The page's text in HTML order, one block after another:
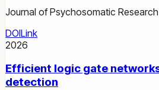
Journal of Psychosomatic Research
DOILink
2026
Efficient logic gate
detection